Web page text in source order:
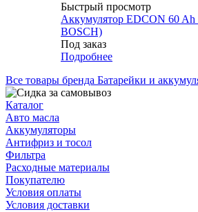
Быстрый просмотр
Аккумулятор EDCON 60 Ah
BOSCH)
Под заказ
Подробнее
Все товары бренда Батарейки и
Каталог
Авто масла
Аккумуляторы
Антифриз и тосол
Фильтра
Расходные материалы
Покупателю
Условия оплаты
Условия доставки